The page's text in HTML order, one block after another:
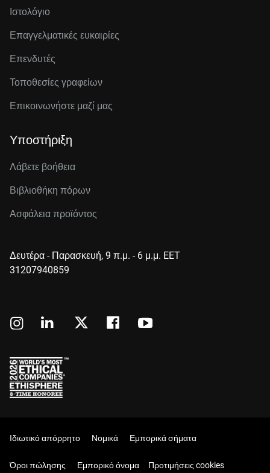
Ιστολόγιο
Επαγγελματικές ευκαιρίες
Επενδυτές
Τοποθεσίες γραφείων
Επικοινωνήστε μαζί μας
Υποστήριξη
Λάβετε βοήθεια
Βιβλιοθήκη πόρων
Ασφάλεια προϊόντος
Δευτέρα - Παρασκευή, 9 π.μ. - 6 μ.μ. EET
31207940859
Ιδιωτικό απόρρητο Νομικά Εμπορικά σήματα
Όροι πώλησης Εμπορικό όνομα Προτιμήσεις cookies